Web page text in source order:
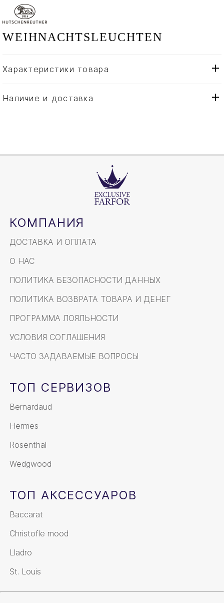
WEIHNACHTSLEUCHTEN
Характеристики товара
Бренд
Hutschenreuther
Страна производителя
Наличие и доставка
КОМПАНИЯ
ДОСТАВКА И ОПЛАТА
О НАС
ПОЛИТИКА БЕЗОПАСНОСТИ ДАННЫХ
ПОЛИТИКА ВОЗВРАТА ТОВАРА И ДЕНЕГ
ПРОГРАММА ЛОЯЛЬНОСТИ
УСЛОВИЯ СОГЛАШЕНИЯ
ЧАСТО ЗАДАВАЕМЫЕ ВОПРОСЫ
ТОП СЕРВИЗОВ
Bernardaud
Hermes
Rosenthal
Wedgwood
ТОП АКСЕССУАРОВ
Baccarat
Christofle mood
Lladro
St. Louis